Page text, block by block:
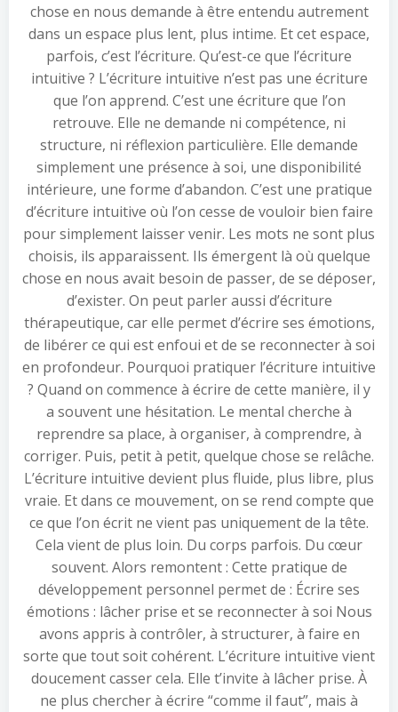
chose en nous demande à être entendu autrement
dans un espace plus lent, plus intime. Et cet espace,
parfois, c’est l’écriture. Qu’est-ce que l’écriture
intuitive ? L’écriture intuitive n’est pas une écriture
que l’on apprend. C’est une écriture que l’on
retrouve. Elle ne demande ni compétence, ni
structure, ni réflexion particulière. Elle demande
simplement une présence à soi, une disponibilité
intérieure, une forme d’abandon. C’est une pratique
d’écriture intuitive où l’on cesse de vouloir bien faire
pour simplement laisser venir. Les mots ne sont plus
choisis, ils apparaissent. Ils émergent là où quelque
chose en nous avait besoin de passer, de se déposer,
d’exister. On peut parler aussi d’écriture
thérapeutique, car elle permet d’écrire ses émotions,
de libérer ce qui est enfoui et de se reconnecter à soi
en profondeur. Pourquoi pratiquer l’écriture intuitive
? Quand on commence à écrire de cette manière, il y
a souvent une hésitation. Le mental cherche à
reprendre sa place, à organiser, à comprendre, à
corriger. Puis, petit à petit, quelque chose se relâche.
L’écriture intuitive devient plus fluide, plus libre, plus
vraie. Et dans ce mouvement, on se rend compte que
ce que l’on écrit ne vient pas uniquement de la tête.
Cela vient de plus loin. Du corps parfois. Du cœur
souvent. Alors remontent : Cette pratique de
développement personnel permet de : Écrire ses
émotions : lâcher prise et se reconnecter à soi Nous
avons appris à contrôler, à structurer, à faire en
sorte que tout soit cohérent. L’écriture intuitive vient
doucement casser cela. Elle t’invite à lâcher prise. À
ne plus chercher à écrire “comme il faut”, mais à